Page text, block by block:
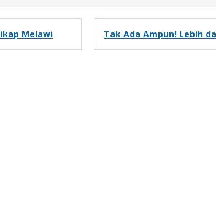
Melawi Tak Ada Ampun! Lebih